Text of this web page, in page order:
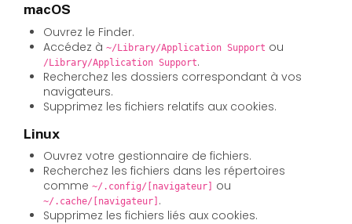
macOS
Ouvrez le Finder.
Accédez à~/Library/Application Support ou
/Library/Application Support.
Recherchez les dossiers correspondant à vos
navigateurs.
Supprimez les fichiers relatifs aux cookies.
Linux
Ouvrez votre gestionnaire de fichiers.
Recherchez les fichiers dans les répertoires
comme~/.config/[navigateur] ou
~/.cache/[navigateur] .
Supprimez les fichiers liés aux cookies.